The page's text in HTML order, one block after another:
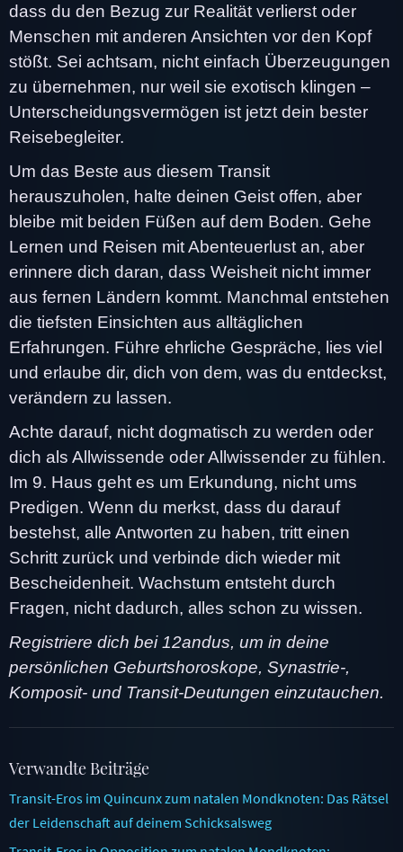
dass du den Bezug zur Realität verlierst oder
Menschen mit anderen Ansichten vor den Kopf
stößt. Sei achtsam, nicht einfach Überzeugungen
zu übernehmen, nur weil sie exotisch klingen –
Unterscheidungsvermögen ist jetzt dein bester
Reisebegleiter.
Um das Beste aus diesem Transit
herauszuholen, halte deinen Geist offen, aber
bleibe mit beiden Füßen auf dem Boden. Gehe
Lernen und Reisen mit Abenteuerlust an, aber
erinnere dich daran, dass Weisheit nicht immer
aus fernen Ländern kommt. Manchmal entstehen
die tiefsten Einsichten aus alltäglichen
Erfahrungen. Führe ehrliche Gespräche, lies viel
und erlaube dir, dich von dem, was du entdeckst,
verändern zu lassen.
Achte darauf, nicht dogmatisch zu werden oder
dich als Allwissende oder Allwissender zu fühlen.
Im 9. Haus geht es um Erkundung, nicht ums
Predigen. Wenn du merkst, dass du darauf
bestehst, alle Antworten zu haben, tritt einen
Schritt zurück und verbinde dich wieder mit
Bescheidenheit. Wachstum entsteht durch
Fragen, nicht dadurch, alles schon zu wissen.
Registriere dich bei 12andus, um in deine
persönlichen Geburtshoroskope, Synastrie-,
Komposit- und Transit-Deutungen einzutauchen.
Verwandte Beiträge
Transit-Eros im Quincunx zum natalen Mondknoten: Das Rätsel
der Leidenschaft auf deinem Schicksalsweg